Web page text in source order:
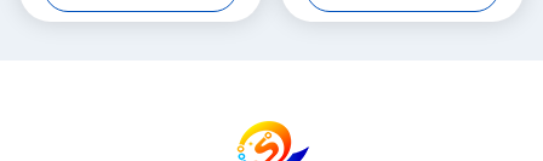
NPM 8mm / 12mm / 16mm
Machine